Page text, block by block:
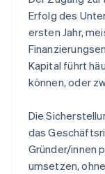
Erfolg des
ersten Jahr,
Kapital führt
können, oder
Die
das
Gründer/innen
umsetzen,